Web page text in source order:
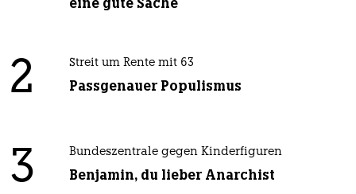
2 Streit um Rente mit 63
Passgenauer Populismus
3 Bundeszentrale gegen Kinderfiguren
Benjamin, du lieber Anarchist